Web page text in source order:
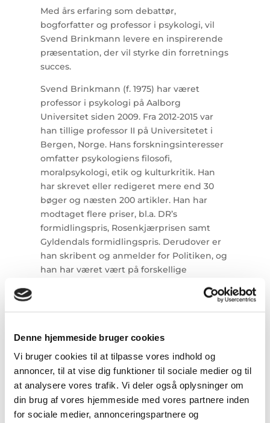
Denne hjemmeside bruger cookies
Vi bruger cookies til at tilpasse vores indhold og
annoncer, til at vise dig funktioner til sociale medier og til
at analysere vores trafik. Vi deler også oplysninger om
din brug af vores hjemmeside med vores partnere inden
for sociale medier, annonceringspartnere og
Med års erfaring som debattør,
bogforfatter og professor i psykologi, vil
Svend Brinkmann levere en inspirerende
præsentation, der vil styrke din forretnings
succes.
Svend Brinkmann (f. 1975) har været
professor i psykologi på Aalborg
Universitet siden 2009. Fra 2012-2015 var
han tillige professor II på Universitetet i
Bergen, Norge. Hans forskningsinteresser
omfatter psykologiens filosofi,
moralpsykologi, etik og kulturkritik. Han
har skrevet eller redigeret mere end 30
bøger og næsten 200 artikler. Han har
modtaget flere priser, bl.a. DR’s
formidlingspris, Rosenkjærprisen samt
Gyldendals formidlingspris. Derudover er
han skribent og anmelder for Politiken, og
han har været vært på forskellige
“Brinkmann på P1” og “Brinkmanns briks”.
Rune Strøm
Rutineret og skarp formidler inden for